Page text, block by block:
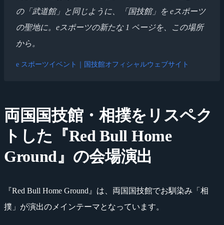
の「武道館」と同じように、「国技館」を eスポーツ
の聖地に。eスポーツの新たな 1 ページを、この場所
から。
e スポーツイベント｜国技館オフィシャルウェブサイト
両国国技館・相撲をリスペク
トした『Red Bull Home
Ground』の会場演出
『Red Bull Home Ground』は、両国国技館でお馴染み「相
撲」が演出のメインテーマとなっています。